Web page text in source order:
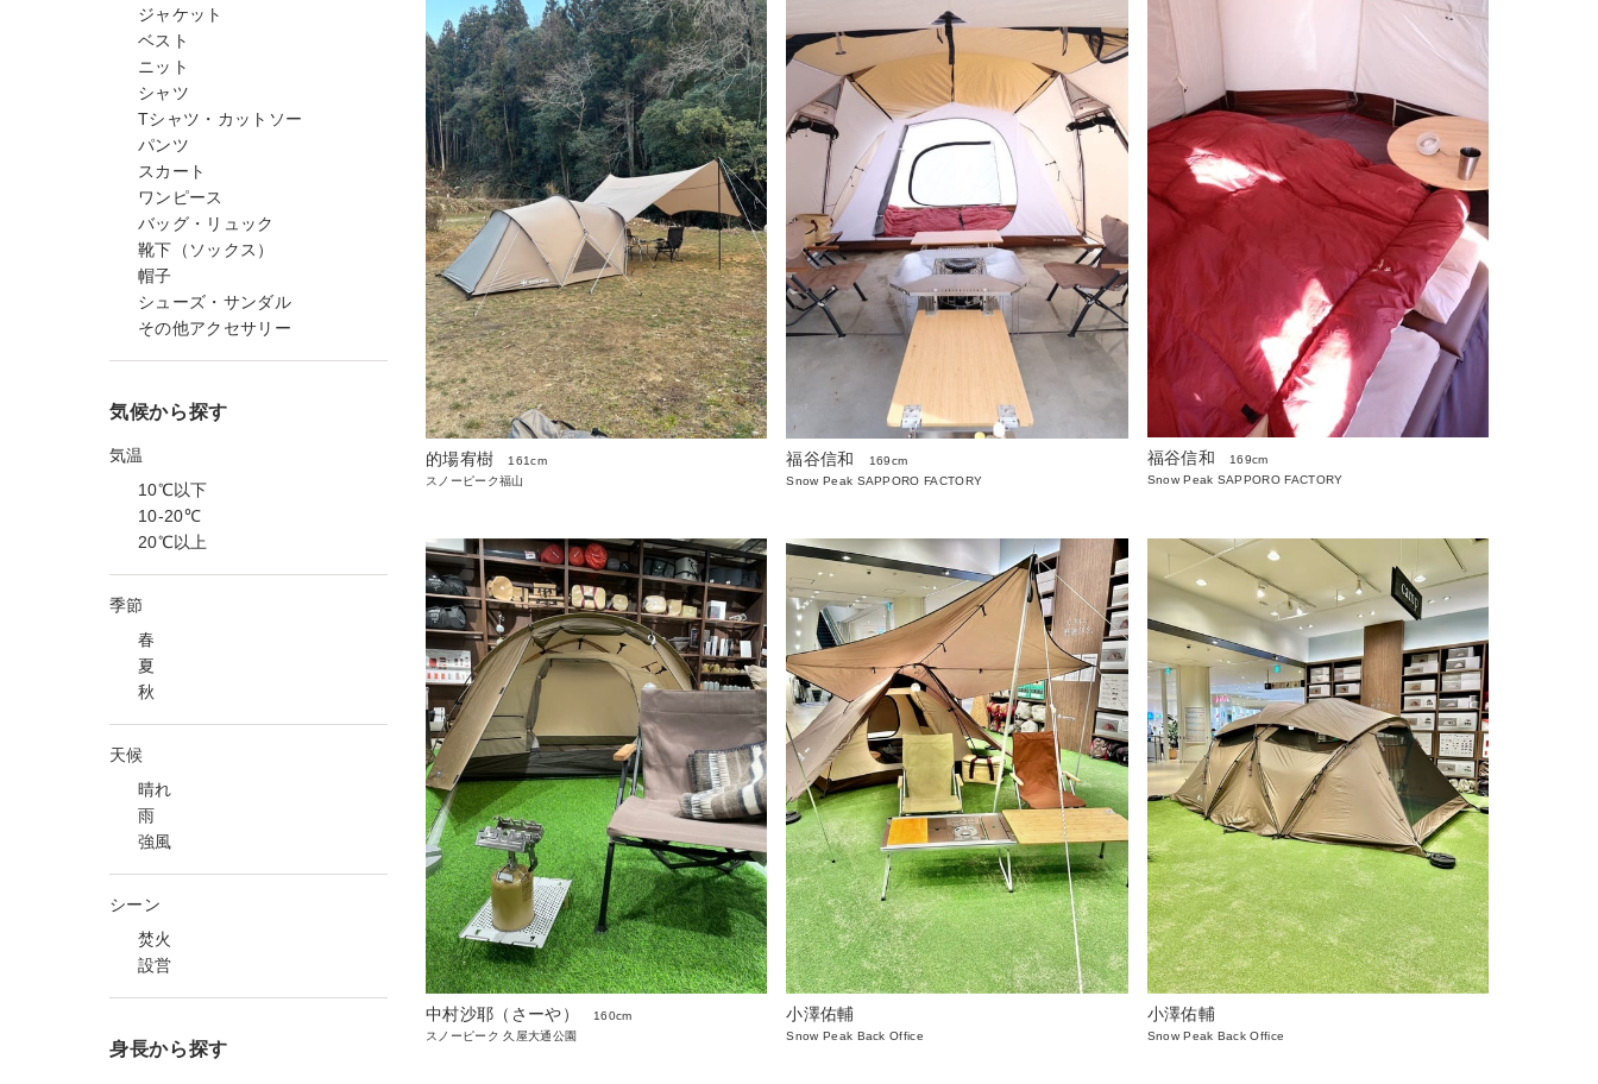
ジャケット
ベスト
ニット
シャツ
Tシャツ・カットソー
パンツ
スカート
ワンピース
バッグ・リュック
靴下（ソックス）
帽子
シューズ・サンダル
その他アクセサリー
気候から探す
気温
10℃以下
10-20℃
20℃以上
季節
春
夏
秋
天候
晴れ
雨
強風
シーン
焚火
設営
身長から探す
的場宥樹
161cm
スノーピーク福山
福谷信和
169cm
Snow Peak SAPPORO FACTORY
福谷信和
169cm
Snow Peak SAPPORO FACTORY
中村沙耶（さーや）
160cm
スノーピーク 久屋大通公園
小澤佑輔
Snow Peak Back Office
小澤佑輔
Snow Peak Back Office